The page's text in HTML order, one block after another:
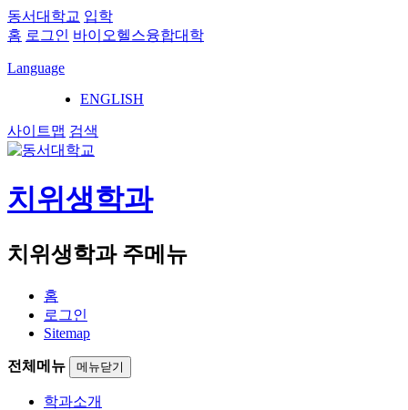
동서대학교 입학
홈 로그인 바이오헬스융합대학
Language
ENGLISH
사이트맵 검색
치위생학과
치위생학과 주메뉴
홈
로그인
Sitemap
전체메뉴 메뉴닫기
학과소개